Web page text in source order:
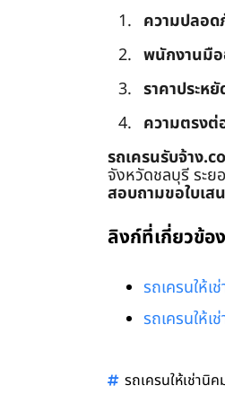
ความปลอด
พนักงานมื
ราคาประห
ความตรงต่
รถเครนรับจ้าง
จังหวัดชลบุรี ระย
สอบถามขอใบเส
ลิงก์ที่เกี่ยวข้อง
รถเครนให้
รถเครนให้
รถเครนให้เช่านิ